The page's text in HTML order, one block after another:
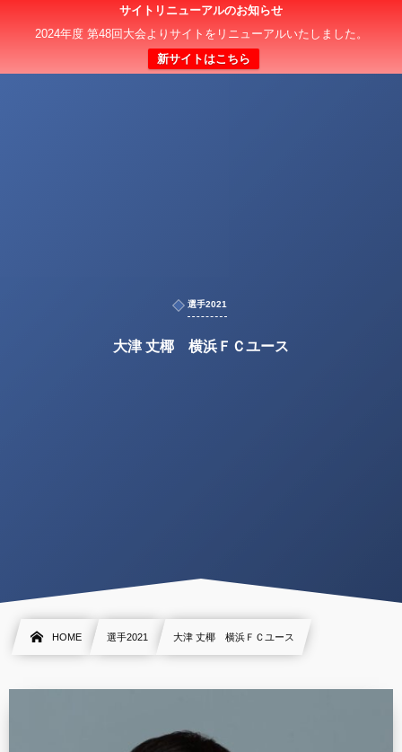
サイトリニューアルのお知らせ
2024年度 第48回大会よりサイトをリニューアルいたしました。
新サイトはこちら
選手2021
大津 丈椰 横浜ＦＣユース
HOME 選手2021 大津 丈椰 横浜ＦＣユース